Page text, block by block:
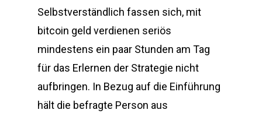
Selbstverständlich fassen sich, mit
bitcoin geld verdienen seriös
mindestens ein paar Stunden am Tag
für das Erlernen der Strategie nicht
aufbringen. In Bezug auf die Einführung
hält die befragte Person aus